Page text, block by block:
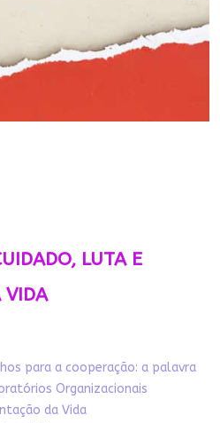
LUTA E
VIDA
para a cooperação: a palavra
Organizacionais
da Vida